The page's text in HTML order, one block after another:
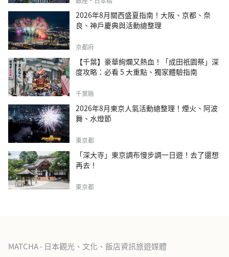
2026年8月關西盛夏指南！大阪、京都、奈
良、神戶慶典與活動總整理
京都府
【千葉】豪華絢爛又熱血！「成田祇園祭」深
度攻略：必看 5 大重點、獨家體驗指南
千葉縣
2026年8月東京人氣活動總整理！煙火、阿波
舞、水燈節
東京都
「深大寺」東京調布慢步調一日遊！去了還想
再去！
東京都
MATCHA - 日本觀光、文化、飯店資訊旅遊媒體